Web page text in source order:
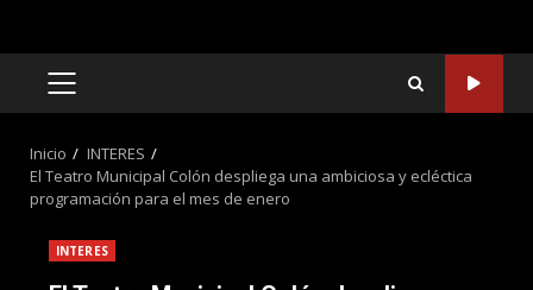
MENÚ
Inicio
INTERES
El Teatro Municipal Colón despliega una ambiciosa y ecléctica
programación para el mes de enero
INTERES